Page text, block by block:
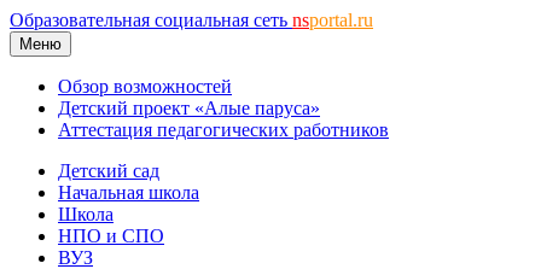
Образовательная социальная сеть nsportal.ru
Меню
Обзор возможностей
Детский проект «Алые паруса»
Аттестация педагогических работников
Детский сад
Начальная школа
Школа
НПО и СПО
ВУЗ